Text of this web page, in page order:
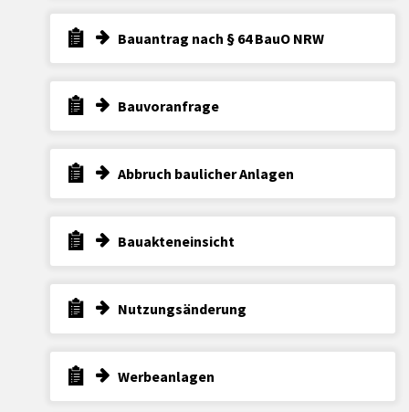
Bauantrag nach § 64 BauO NRW
Bauvoranfrage
Abbruch baulicher Anlagen
Bauakteneinsicht
Nutzungsänderung
Werbeanlagen